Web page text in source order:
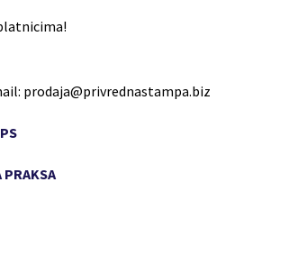
prodaja@privrednastampa.biz
PRAKSA